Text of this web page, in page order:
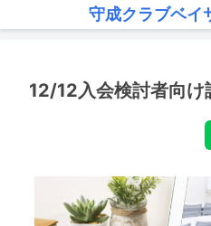
守成クラブベイ
12/12入会検討者向け